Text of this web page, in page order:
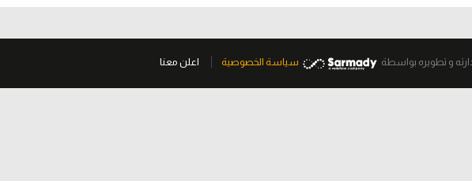
و تطويره بواسطة سياسة الخصوصية اعلن معنا